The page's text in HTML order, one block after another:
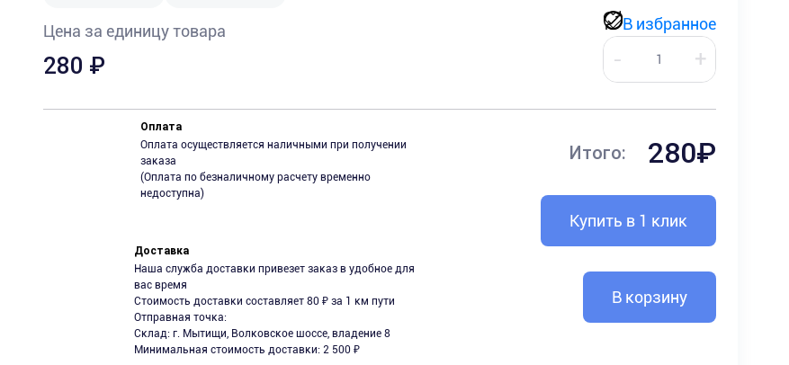
Цена за единицу товара
280 ₽
В избранное
Оплата
Оплата осуществляется наличными при получении
заказа
(Оплата по безналичному расчету временно
недоступна)
Доставка
Наша служба доставки привезет заказ в удобное для
вас время
Стоимость доставки составляет 80 ₽ за 1 км пути
Отправная точка:
Склад: г. Мытищи, Волковское шоссе, владение 8
Минимальная стоимость доставки: 2 500 ₽
Итого: 280₽
Купить в 1 клик
В корзину